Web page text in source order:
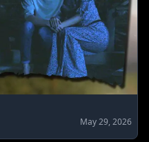
May 29, 2026